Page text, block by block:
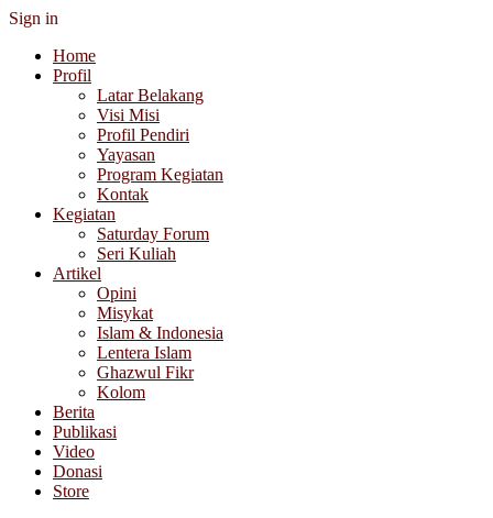
Sign in
Home
Profil
Latar Belakang
Visi Misi
Profil Pendiri
Yayasan
Program Kegiatan
Kontak
Kegiatan
Saturday Forum
Seri Kuliah
Artikel
Opini
Misykat
Islam & Indonesia
Lentera Islam
Ghazwul Fikr
Kolom
Berita
Publikasi
Video
Donasi
Store